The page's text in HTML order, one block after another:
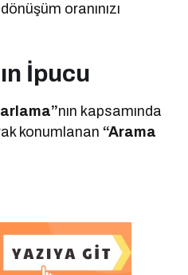
oranınızı
İpucu
nın kapsamında
konumlanan “Arama